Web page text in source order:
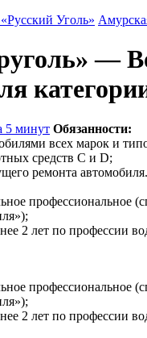
Уголь»
—
5 минут Обязанности:
всех марок и
средств С и D;
ремонта автомобиля.
профессиональное
2 лет по профессии
профессиональное
2 лет по профессии